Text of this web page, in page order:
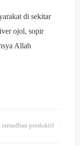
di sekitar
ojol, sopir
Allah
ramadhan produktif